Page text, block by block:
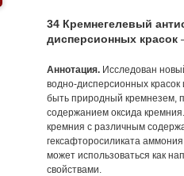
34 Кремнегелевый
дисперсионных красок
Аннотация. Исследован
водно-дисперсионных
быть природный кремнезем,
содержанием оксида
кремния с различным
гексафторосиликата
может использоваться как
свойствами.